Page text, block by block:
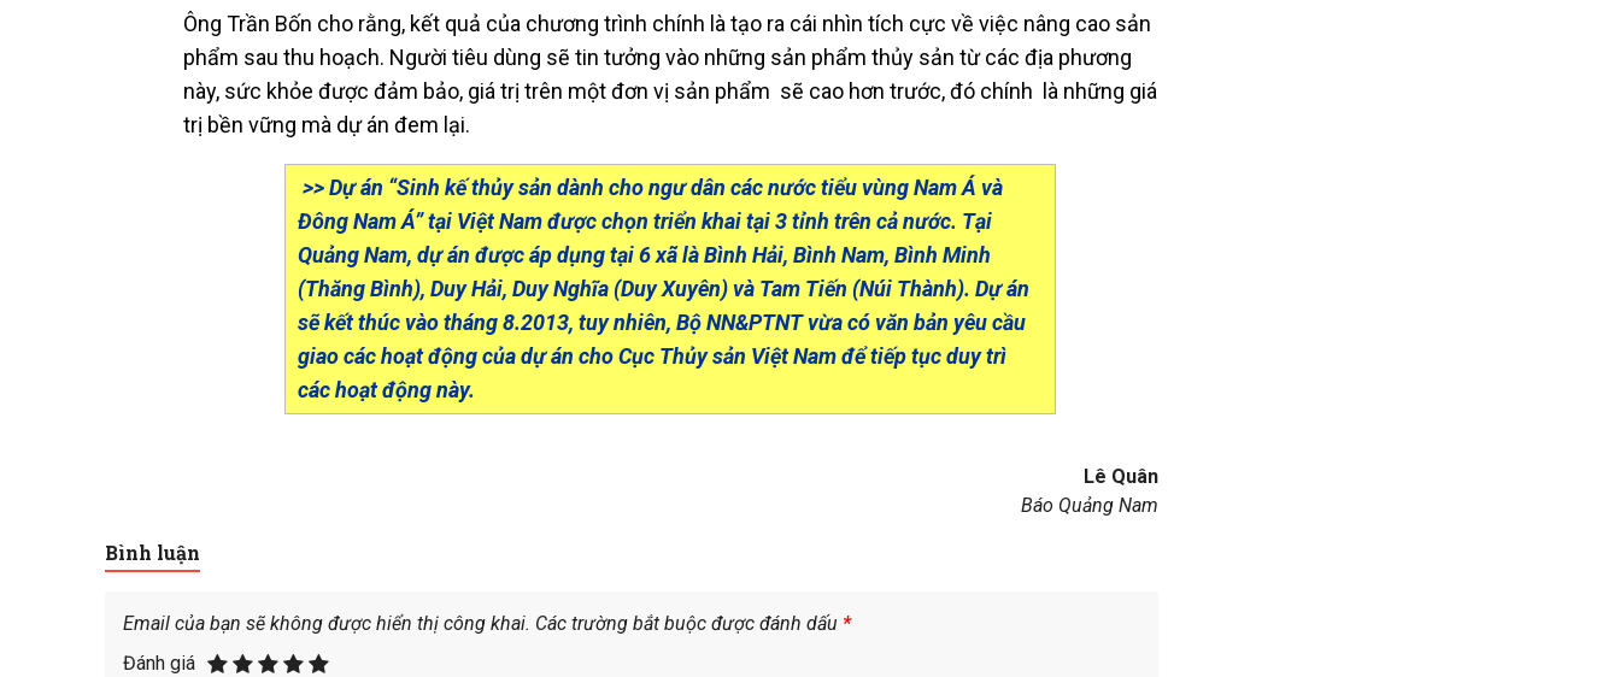
Ông Trần Bốn cho rằng, kết quả của chương trình chính là tạo ra cái nhìn tích cực về việc nâng cao sản
phẩm sau thu hoạch. Người tiêu dùng sẽ tin tưởng vào những sản phẩm thủy sản từ các địa phương
này, sức khỏe được đảm bảo, giá trị trên một đơn vị sản phẩm sẽ cao hơn trước, đó chính là những giá
trị bền vững mà dự án đem lại.
>> Dự án “Sinh kế thủy sản dành cho ngư dân các nước tiểu vùng Nam Á và
Đông Nam Á” tại Việt Nam được chọn triển khai tại 3 tỉnh trên cả nước. Tại
Quảng Nam, dự án được áp dụng tại 6 xã là Bình Hải, Bình Nam, Bình Minh
(Thăng Bình), Duy Hải, Duy Nghĩa (Duy Xuyên) và Tam Tiến (Núi Thành). Dự án
sẽ kết thúc vào tháng 8.2013, tuy nhiên, Bộ NN&PTNT vừa có văn bản yêu cầu
giao các hoạt động của dự án cho Cục Thủy sản Việt Nam để tiếp tục duy trì
các hoạt động này.
Lê Quân
Báo Quảng Nam
Bình luận
Email của bạn sẽ không được hiển thị công khai. Các trường bắt buộc được đánh dấu *
Đánh giá